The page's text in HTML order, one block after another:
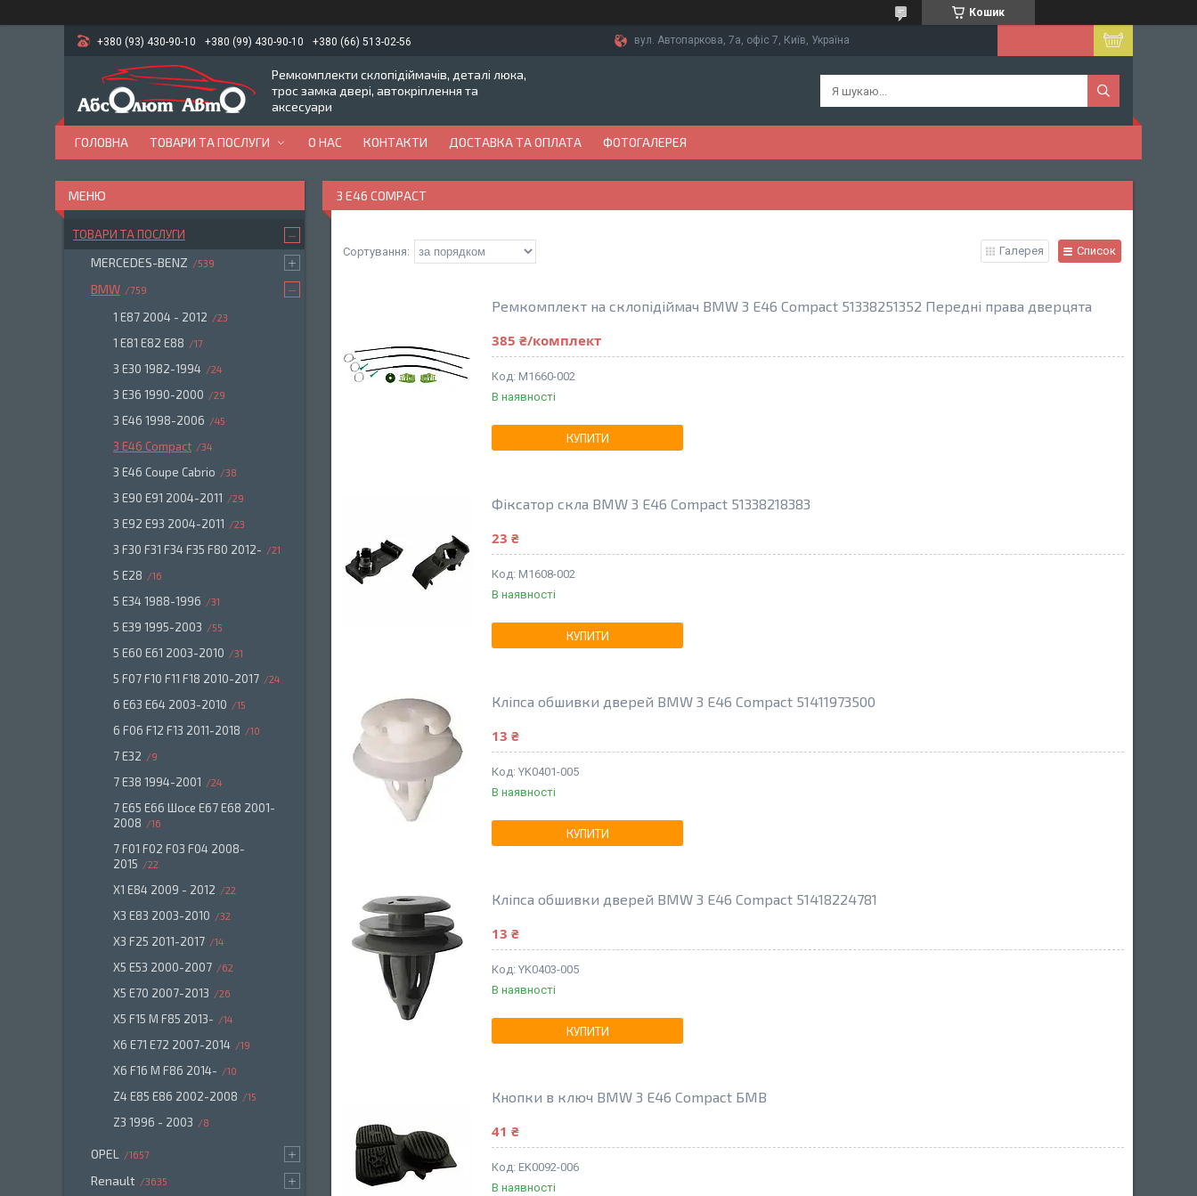
Кошик
+380 (93) 430-90-10 +380 (99) 430-90-10 +380 (66) 513-02-56 вул. Автопаркова, 7а, офіс 7, Київ, Україна
Ремкомплекти склопідіймачів, деталі люка,
трос замка двері, автокріплення та
аксесуари
ГОЛОВНА ТОВАРИ ТА ПОСЛУГИ О НАС КОНТАКТИ ДОСТАВКА ТА ОПЛАТА ФОТОГАЛЕРЕЯ
3 E46 COMPACT
Галерея Список
Ремкомплект на склопідіймач BMW 3 E46 Compact 51338251352 Передні права дверцята
385 ₴/комплект
M1660-002
В наявності
КУПИТИ
Фіксатор скла BMW 3 E46 Compact 51338218383
23 ₴
M1608-002
В наявності
КУПИТИ
Кліпса обшивки дверей BMW 3 E46 Compact 51411973500
13 ₴
YK0401-005
В наявності
КУПИТИ
Кліпса обшивки дверей BMW 3 E46 Compact 51418224781
13 ₴
YK0403-005
В наявності
КУПИТИ
Кнопки в ключ BMW 3 E46 Compact БМВ
41 ₴
EK0092-006
В наявності
ТОВАРИ ТА ПОСЛУГИ
MERCEDES-BENZ 539
BMW 759
1 E87 2004 - 2012 23
1 E81 E82 E88 17
3 E30 1982-1994 24
3 E36 1990-2000 29
3 E46 1998-2006 45
3 E46 Compact 34
3 E46 Coupe Cabrio 38
3 E90 E91 2004-2011 29
3 E92 E93 2004-2011 23
3 F30 F31 F34 F35 F80 2012- 21
5 E28 16
5 E34 1988-1996 31
5 E39 1995-2003 55
5 E60 E61 2003-2010 31
5 F07 F10 F11 F18 2010-2017 24
6 E63 E64 2003-2010 15
6 F06 F12 F13 2011-2018 10
7 E32 9
7 E38 1994-2001 24
7 E65 E66 Шосе E67 E68 2001-
2008
16
7 F01 F02 F03 F04 2008-
2015
22
X1 E84 2009 - 2012 22
X3 E83 2003-2010 32
X3 F25 2011-2017 14
X5 E53 2000-2007 62
X5 E70 2007-2013 26
X5 F15 M F85 2013- 14
X6 E71 E72 2007-2014 19
X6 F16 M F86 2014- 10
Z4 E85 E86 2002-2008 15
Z3 1996 - 2003 8
OPEL 1657
Renault 3635